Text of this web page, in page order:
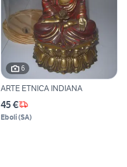
6
ARTE ETNICA INDIANA
45 €
Eboli(SA)